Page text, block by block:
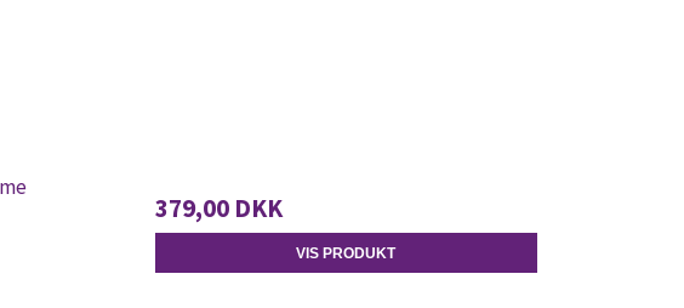
379,00 DKK
VIS PRODUKT